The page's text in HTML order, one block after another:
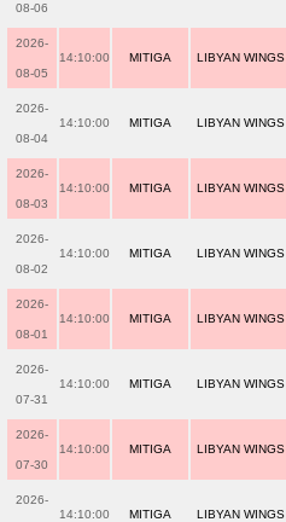
08-06
2026-
08-05
14:10:00 MITIGA LIBYAN WINGS
2026-
08-04
14:10:00 MITIGA LIBYAN WINGS
2026-
08-03
14:10:00 MITIGA LIBYAN WINGS
2026-
08-02
14:10:00 MITIGA LIBYAN WINGS
2026-
08-01
14:10:00 MITIGA LIBYAN WINGS
2026-
07-31
14:10:00 MITIGA LIBYAN WINGS
2026-
07-30
14:10:00 MITIGA LIBYAN WINGS
2026-
14:10:00 MITIGA LIBYAN WINGS